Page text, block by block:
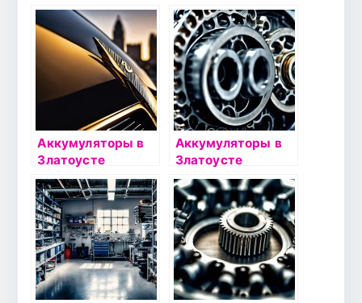
Аккумуляторы в
Златоусте
Аккумуляторы в
Златоусте